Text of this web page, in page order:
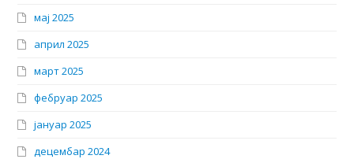
мај 2025
април 2025
март 2025
фебруар 2025
јануар 2025
децембар 2024